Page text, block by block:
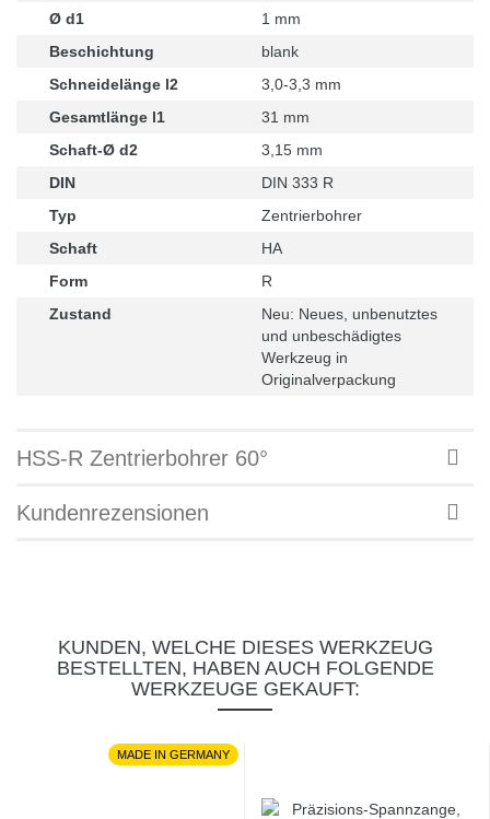
Ø d1
1 mm
Beschichtung
blank
Schneidelänge l2
3,0-3,3 mm
Gesamtlänge l1
31 mm
Schaft-Ø d2
3,15 mm
DIN
DIN 333 R
Typ
Zentrierbohrer
Schaft
HA
Form
R
Zustand
Neu: Neues, unbenutztes
und unbeschädigtes
Werkzeug in
Originalverpackung
HSS-R Zentrierbohrer 60°
Kundenrezensionen
KUNDEN, WELCHE DIESES WERKZEUG
BESTELLTEN, HABEN AUCH FOLGENDE
WERKZEUGE GEKAUFT:
MADE IN GERMANY